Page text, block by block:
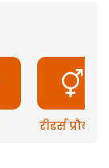
रीडर्स प्रौब्लम